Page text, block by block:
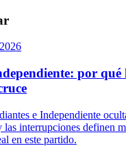
por qué
e Independiente
interrupciones definen
en este partido.